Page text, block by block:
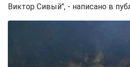
Виктор Сивый", - написано в